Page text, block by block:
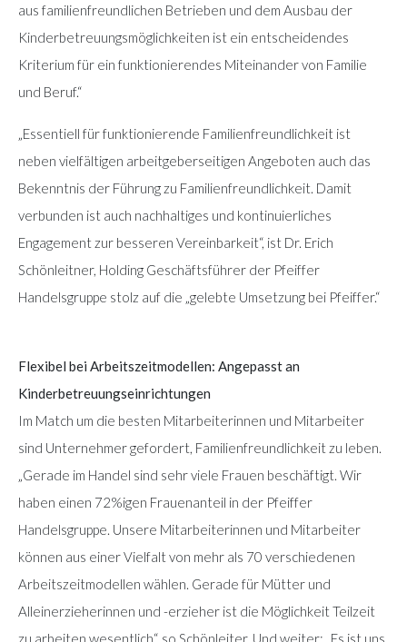
aus familienfreundlichen Betrieben und dem Ausbau der
Kinderbetreuungsmöglichkeiten ist ein entscheidendes
Kriterium für ein funktionierendes Miteinander von Familie
und Beruf.“
„Essentiell für funktionierende Familienfreundlichkeit ist
neben vielfältigen arbeitgeberseitigen Angeboten auch das
Bekenntnis der Führung zu Familienfreundlichkeit. Damit
verbunden ist auch nachhaltiges und kontinuierliches
Engagement zur besseren Vereinbarkeit“, ist Dr. Erich
Schönleitner, Holding Geschäftsführer der Pfeiffer
Handelsgruppe stolz auf die „gelebte Umsetzung bei Pfeiffer.“
Flexibel bei Arbeitszeitmodellen: Angepasst an
Kinderbetreuungseinrichtungen
Im Match um die besten Mitarbeiterinnen und Mitarbeiter
sind Unternehmer gefordert, Familienfreundlichkeit zu leben.
„Gerade im Handel sind sehr viele Frauen beschäftigt. Wir
haben einen 72%igen Frauenanteil in der Pfeiffer
Handelsgruppe. Unsere Mitarbeiterinnen und Mitarbeiter
können aus einer Vielfalt von mehr als 70 verschiedenen
Arbeitszeitmodellen wählen. Gerade für Mütter und
Alleinerzieherinnen und -erzieher ist die Möglichkeit Teilzeit
zu arbeiten wesentlich“, so Schönleiter. Und weiter: „Es ist uns